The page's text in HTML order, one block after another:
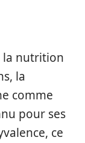
la nutrition
la
comme
pour ses
ce